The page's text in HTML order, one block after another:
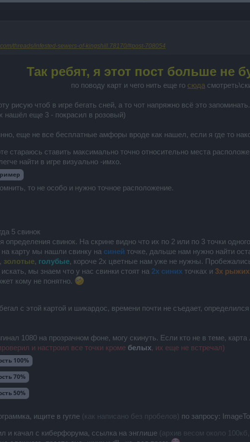
threads/infested-sewers-of-kingshill.78170/#post-708054
Так ребят, я этот пост больше не
по поводу карт и чего нить еще го сюда
рисую чтоб в игре бегать сней, а то чот напряжно всё это запоминать.
нашёл еще 3 - покрасил в розовый)
еще не все бесплатные амфоры вроде как нашел, если я где то
стараюсь ставить максимально точно относительно места
найти в игре визуально -имхо.
то не особо и нужно точное расположение.
5 свинок
определения свинок. На скрине видно что их по 2 или по 3 точки
на карту мы нашли свинку на синей точке, дальше нам нужно найти
, золотые, голубые, короче 2х цветные нам уже не нужны.
мы знаем что у нас свинки стоят на 2х синих точках и 3х рыжих
кому не понятно.
с этой картой и шикардос, времени почти не съедает,
1080 на прозрачном фоне, могу скинуть. Если кто не в теме, карта
и настроил все точки кроме белых, их еще не встречал)
100%
70%
50%
ищите в гугле (как написано без пробелов) по запросу:
и качал с киберфорума, ссылка на энглише (архив весом около